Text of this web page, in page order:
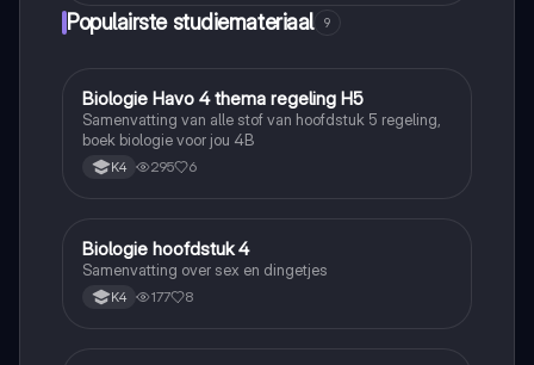
Populairste studiemateriaal 9
Biologie
Biologie Havo 4 thema regeling H5
Samenvatting van alle stof van hoofdstuk 5 regeling,
boek biologie voor jou 4B
K4 295 6
Biologie
Biologie hoofdstuk 4
Samenvatting over sex en dingetjes
K4 177 8